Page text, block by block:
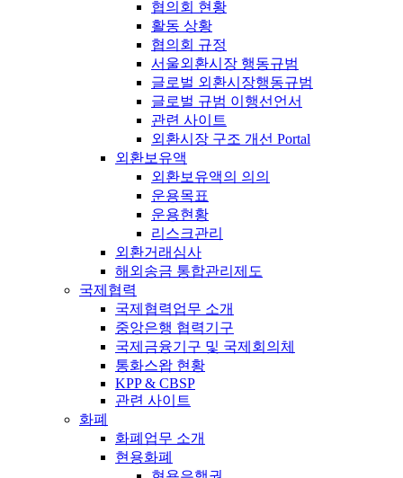
협의회 현황
활동 상황
협의회 규정
서울외환시장 행동규범
글로벌 외환시장행동규범
글로벌 규범 이행선언서
관련 사이트
외환시장 구조 개선 Portal
외환보유액
외환보유액의 의의
운용목표
운용현황
리스크관리
외환거래심사
해외송금 통합관리제도
국제협력
국제협력업무 소개
중앙은행 협력기구
국제금융기구 및 국제회의체
통화스왑 현황
KPP & CBSP
관련 사이트
화폐
화폐업무 소개
현용화폐